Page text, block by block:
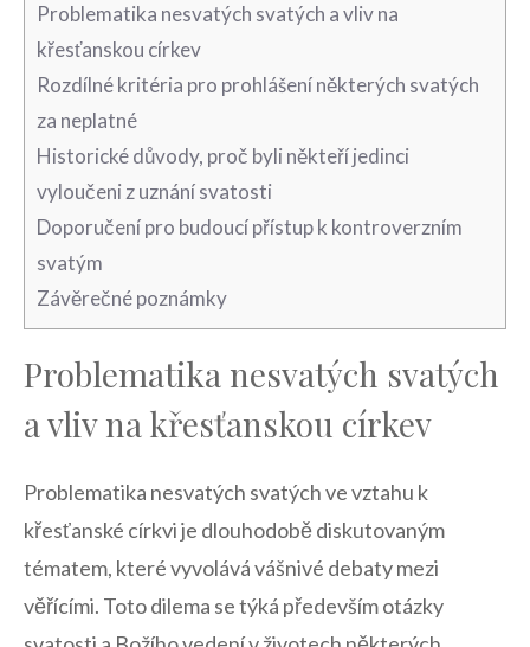
Problematika nesvatých ‍svatých ​a vliv⁤ na
křesťanskou církev
Rozdílné kritéria pro prohlášení některých svatých
za neplatné
Historické důvody,‌ proč byli ⁢někteří jedinci
vyloučeni z uznání svatosti
Doporučení pro ⁢budoucí přístup k kontroverzním
svatým
Závěrečné poznámky
Problematika nesvatých ‍svatých
​a vliv⁤ na křesťanskou církev
Problematika nesvatých svatých ve vztahu ​k
křesťanské církvi je dlouhodobě diskutovaným
tématem, které vyvolává⁢ vášnivé debaty mezi
věřícími. Toto dilema se týká především otázky